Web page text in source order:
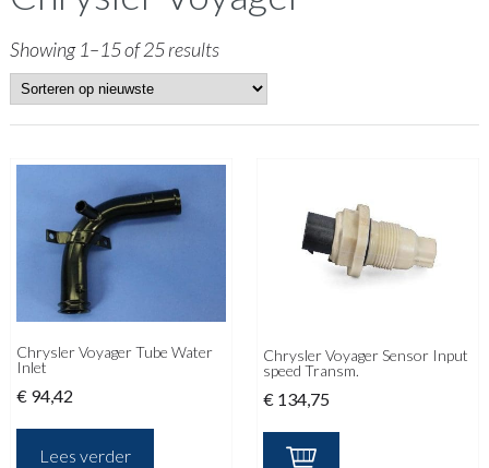
Showing 1–15 of 25 results
Chrysler Voyager Tube Water
Inlet
€ 94,42
Lees verder
Chrysler Voyager Sensor Input
speed Transm.
€ 134,75